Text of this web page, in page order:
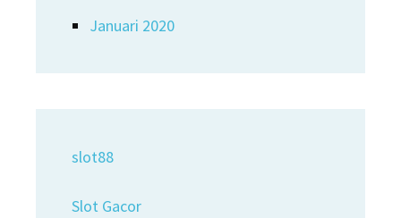
Januari 2020
slot88
Slot Gacor